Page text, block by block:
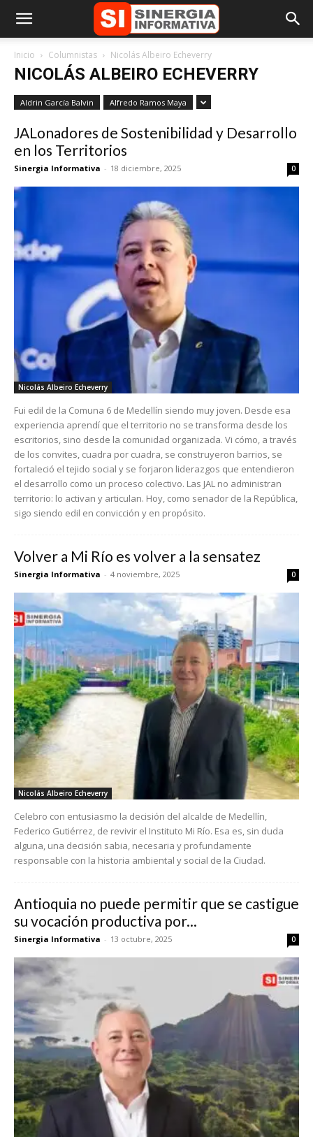
Inicio Columnistas Nicolás Albeiro Echeverry
NICOLÁS ALBEIRO ECHEVERRY
Aldrin García Balvin Alfredo Ramos Maya
JALonadores de Sostenibilidad y Desarrollo
en los Territorios
Sinergia Informativa - 18 diciembre, 2025 0
Nicolás Albeiro Echeverry
Fui edil de la Comuna 6 de Medellín siendo muy joven. Desde esa
experiencia aprendí que el territorio no se transforma desde los
escritorios, sino desde la comunidad organizada. Vi cómo, a través
de los convites, cuadra por cuadra, se construyeron barrios, se
fortaleció el tejido social y se forjaron liderazgos que entendieron
el desarrollo como un proceso colectivo. Las JAL no administran
territorio: lo activan y articulan. Hoy, como senador de la República,
sigo siendo edil en convicción y en propósito.
Volver a Mi Río es volver a la sensatez
Sinergia Informativa - 4 noviembre, 2025 0
Nicolás Albeiro Echeverry
Celebro con entusiasmo la decisión del alcalde de Medellín,
Federico Gutiérrez, de revivir el Instituto Mi Río. Esa es, sin duda
alguna, una decisión sabia, necesaria y profundamente
responsable con la historia ambiental y social de la Ciudad.
Antioquia no puede permitir que se castigue
su vocación productiva por...
Sinergia Informativa - 13 octubre, 2025 0